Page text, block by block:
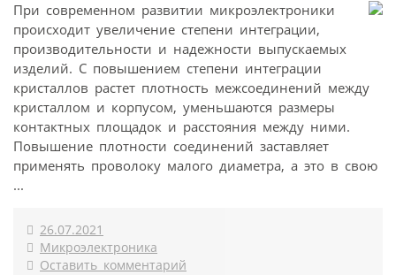
При современном развитии микроэлектроники
происходит увеличение степени интеграции,
производительности и надежности выпускаемых
изделий. С повышением степени интеграции
кристаллов растет плотность межсоединений между
кристаллом и корпусом, уменьшаются размеры
контактных площадок и расстояния между ними.
Повышение плотности соединений заставляет
применять проволоку малого диаметра, а это в свою
...
26.07.2021
Микроэлектроника
Оставить комментарий